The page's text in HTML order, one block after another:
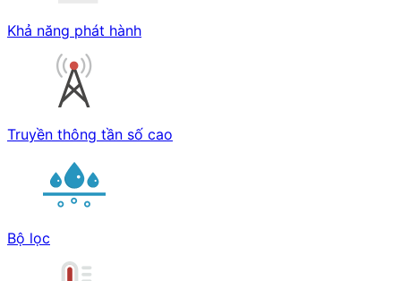
Khả năng phát hành
Truyền thông tần số cao
Bộ lọc